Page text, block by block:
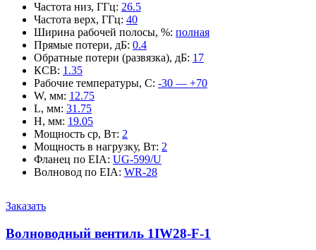
Частота низ, ГГц: 26.5
Частота верх, ГГц: 40
Ширина рабочей полосы, %: полная
Прямые потери, дБ: 0.4
Обратные потери (развязка), дБ: 17
КСВ: 1.35
Рабочие температуры, С: -30 — +70
W, мм: 12.75
L, мм: 31.75
H, мм: 19.05
Мощность ср, Вт: 2
Мощность в нагрузку, Вт: 2
Фланец по EIA: UG-599/U
Волновод по EIA: WR-28
Заказать
Волноводный вентиль 1IW28-F-1